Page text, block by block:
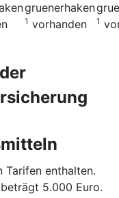
gruenerhaken
1 vorhanden 1
Tarifen enthalten.
5.000 Euro.